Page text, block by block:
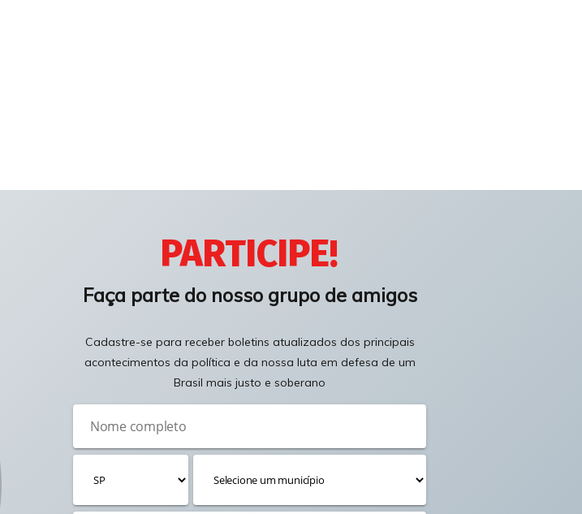
PARTICIPE!
Faça parte do nosso grupo de amigos
Cadastre-se para receber boletins atualizados dos principais
acontecimentos da política e da nossa luta em defesa de um
Brasil mais justo e soberano